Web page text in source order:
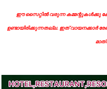
ഈ സൈറ്റിൽ വരുന്ന കമ്മന്റുകൾക്കു
ഉണ്ടായിരിക്കുന്നതല്ല. ഇത് വായനക്കാർ